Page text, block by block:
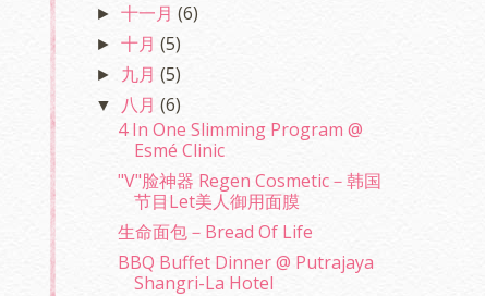
►十一月(6)
►十月(5)
► 九月(5)
▼ 八月(6)
4 In One Slimming Program @
Esmé Clinic
"V"脸神器 Regen Cosmetic－韩国
节目Let美人御用面膜
生命面包－Bread Of Life
BBQ Buffet Dinner @ Putrajaya
Shangri-La Hotel